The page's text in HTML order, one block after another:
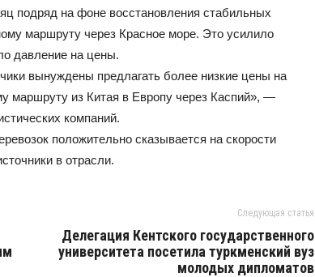
подряд на фоне восстановления стабильных
маршруту через Красное море. Это усилило
давление на цены.
вынуждены предлагать более низкие цены на
маршруту из Китая в Европу через Каспий», —
компаний.
положительно сказывается на скорости
в отрасли.
Следующая статья
Делегация Кентского государственного
университета посетила туркменский вуз
молодых дипломатов